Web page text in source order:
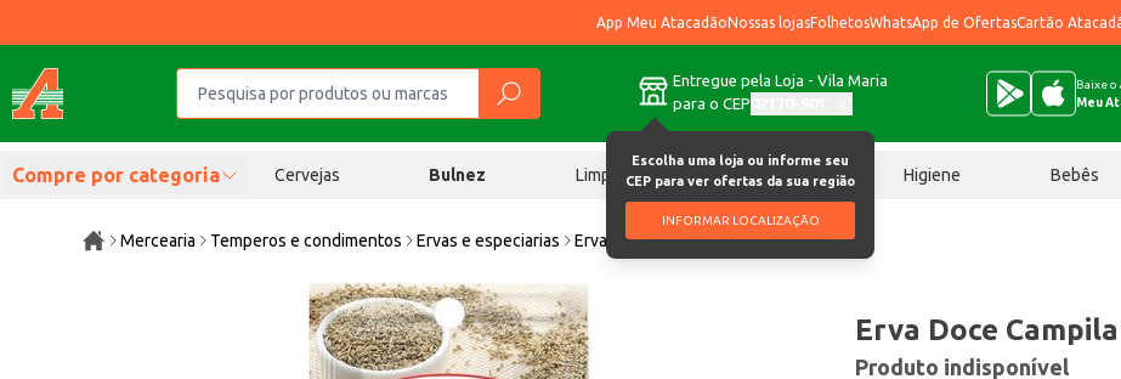
App Meu AtacadãoNossas lojasFolhetosWhatsApp de OfertasCartão
Entregue pela Loja - Vila Maria
para o CEP
Escolha uma loja ou informe seu
CEP para ver ofertas da sua região
INFORMAR LOCALIZAÇÃO
Baixe o
Meu
Compre por categoria Cervejas Bulnez Limpeza Chocolates Higiene Bebês
Mercearia Temperos e condimentos Ervas e especiarias Erva Doce Campilar 10g
Erva Doce
Produto indisponível